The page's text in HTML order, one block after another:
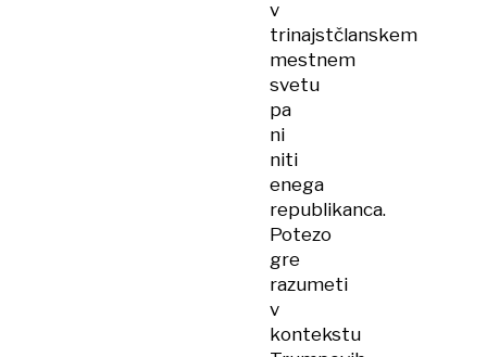
v
trinajstčlanskem
mestnem
svetu
pa
ni
niti
enega
republikanca.
Potezo
gre
razumeti
v
kontekstu